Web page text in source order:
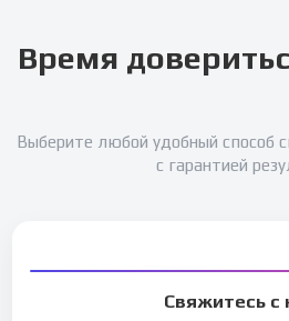
Время
Выберите любой удобный способ
с гарантией
Свяжитесь с